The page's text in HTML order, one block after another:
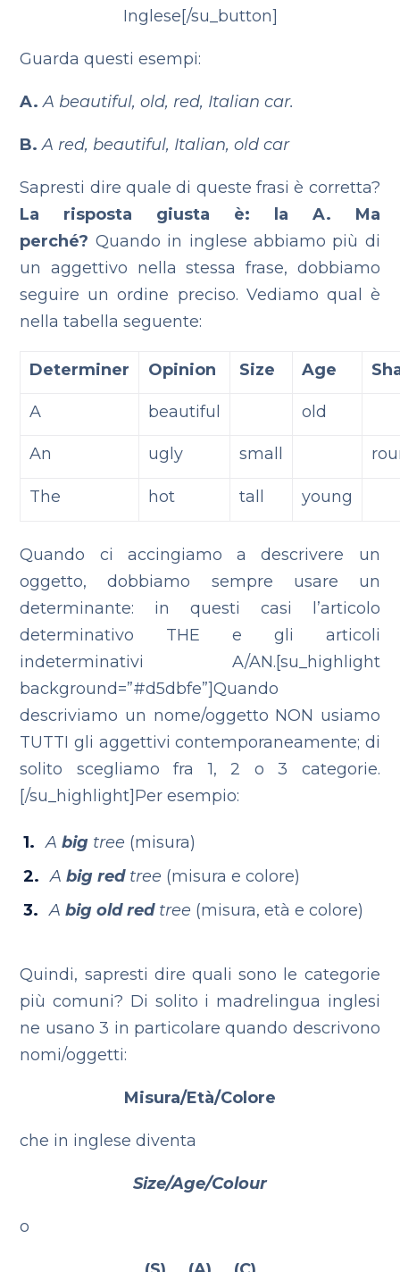
Inglese[/su_button]
Guarda questi esempi:
A. A beautiful, old, red, Italian car.
B. A red, beautiful, Italian, old car
Sapresti dire quale di queste frasi è corretta?
La risposta giusta è: la A. Ma
perché? Quando in inglese abbiamo più di
un aggettivo nella stessa frase, dobbiamo
seguire un ordine preciso. Vediamo qual è
nella tabella seguente:
Determiner Opinion Size Age
A beautiful old
An ugly small
The hot tall young
Quando ci accingiamo a descrivere un
oggetto, dobbiamo sempre usare un
determinante: in questi casi l’articolo
determinativo THE e gli articoli
indeterminativi A/AN.[su_highlight
background=”#d5dbfe”]Quando
descriviamo un nome/oggetto NON usiamo
TUTTI gli aggettivi contemporaneamente; di
solito scegliamo fra 1, 2 o 3 categorie.
[/su_highlight]Per esempio:
Abig tree (misura)
Abig redtree (misura e colore)
Abig old redtree (misura, età e colore)
Quindi, sapresti dire quali sono le categorie
più comuni? Di solito i madrelingua inglesi
ne usano 3 in particolare quando descrivono
nomi/oggetti:
Misura/Età/Colore
che in inglese diventa
Size/Age/Colour
o